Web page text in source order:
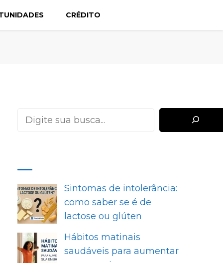
CRÉDITO
Sintomas de intolerância:
como saber se é de
lactose ou glúten
Hábitos matinais
saudáveis para aumentar